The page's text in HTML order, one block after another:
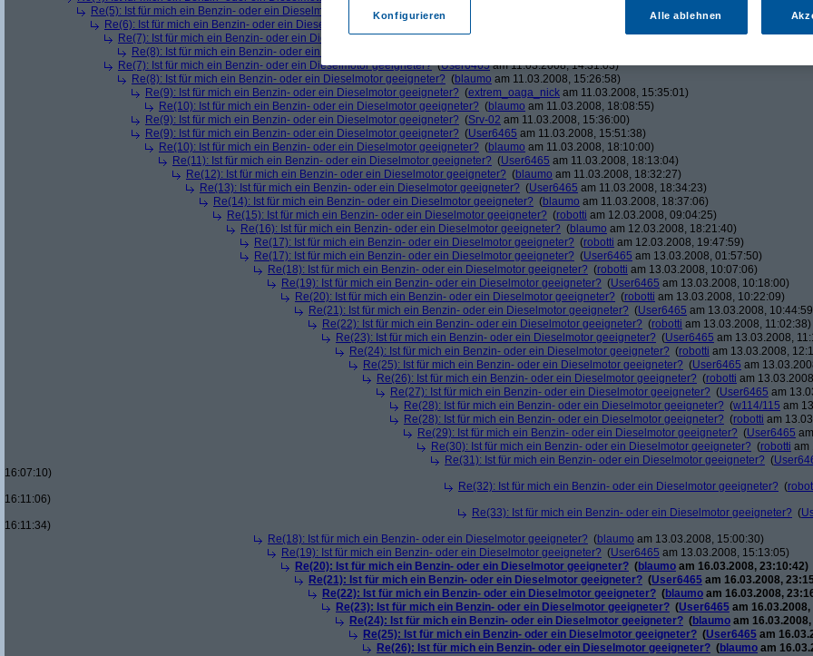
Re(5): Ist für mich ein Benzin- oder ein Dieselmotor geeigneter?(User6465
Re(6): Ist für mich ein Benzin- oder ein Dieselmotor geeigneter?
Re(7): Ist für mich ein Benzin- oder ein Dieselmotor geeigneter?(Srv-02
Re(8): Ist für mich ein Benzin- oder ein Dieselmotor geeigneter?
Re(7): Ist für mich ein Benzin- oder ein Dieselmotor geeigneter?(User6465am 11.03.2008, 14:31:03)
Re(8): Ist für mich ein Benzin- oder ein Dieselmotor geeigneter? (blaumo am 11.03.2008, 15:26:58)
Re(9): Ist für mich ein Benzin- oder ein Dieselmotor geeigneter? (extrem_oaga_nick am 11.03.2008, 15:35:01)
Re(10): Ist für mich ein Benzin- oder ein Dieselmotor geeigneter? (blaumo am 11.03.2008, 18:08:55)
Re(9): Ist für mich ein Benzin- oder ein Dieselmotor geeigneter? (Srv-02 am 11.03.2008, 15:36:00)
Re(9): Ist für mich ein Benzin- oder ein Dieselmotor geeigneter? (User6465 am 11.03.2008, 15:51:38)
Re(10): Ist für mich ein Benzin- oder ein Dieselmotor geeigneter? (blaumo am 11.03.2008, 18:10:00)
Re(11): Ist für mich ein Benzin- oder ein Dieselmotor geeigneter? (User6465 am 11.03.2008, 18:13:04)
Re(12): Ist für mich ein Benzin- oder ein Dieselmotor geeigneter? (blaumo am 11.03.2008, 18:32:27)
Re(13): Ist für mich ein Benzin- oder ein Dieselmotor geeigneter? (User6465 am 11.03.2008, 18:34:23)
Re(14): Ist für mich ein Benzin- oder ein Dieselmotor geeigneter? (blaumo am 11.03.2008, 18:37:06)
Re(15): Ist für mich ein Benzin- oder ein Dieselmotor geeigneter? (robotti am 12.03.2008, 09:04:25)
Re(16): Ist für mich ein Benzin- oder ein Dieselmotor geeigneter? (blaumo am 12.03.2008, 18:21:40)
Re(17): Ist für mich ein Benzin- oder ein Dieselmotor geeigneter? (robotti am 12.03.2008, 19:47:59)
Re(17): Ist für mich ein Benzin- oder ein Dieselmotor geeigneter? (User6465 am 13.03.2008, 01:57:50)
Re(18): Ist für mich ein Benzin- oder ein Dieselmotor geeigneter? (robotti am 13.03.2008, 10:07:06)
Re(19): Ist für mich ein Benzin- oder ein Dieselmotor geeigneter? (User6465 am 13.03.2008, 10:18:00)
Re(20): Ist für mich ein Benzin- oder ein Dieselmotor geeigneter? (robotti am 13.03.2008, 10:22:09)
Re(21): Ist für mich ein Benzin- oder ein Dieselmotor geeigneter? (User6465 am 13.03.2008,
Re(22): Ist für mich ein Benzin- oder ein Dieselmotor geeigneter? (robotti am 13.03.2008, 11:02:38)
Re(23): Ist für mich ein Benzin- oder ein Dieselmotor geeigneter? (User6465 am 13.03.2008,
Re(24): Ist für mich ein Benzin- oder ein Dieselmotor geeigneter? (robotti am 13.03.2008,
Re(25): Ist für mich ein Benzin- oder ein Dieselmotor geeigneter? (User6465 am
Re(26): Ist für mich ein Benzin- oder ein Dieselmotor geeigneter? (robotti am
Re(27): Ist für mich ein Benzin- oder ein Dieselmotor geeigneter? (User6465 am
Re(28): Ist für mich ein Benzin- oder ein Dieselmotor geeigneter? (w114/115 am
Re(28): Ist für mich ein Benzin- oder ein Dieselmotor geeigneter? (robotti am
Re(29): Ist für mich ein Benzin- oder ein Dieselmotor geeigneter? (User6465
Re(30): Ist für mich ein Benzin- oder ein Dieselmotor geeigneter? (robotti am
Re(31): Ist für mich ein Benzin- oder ein Dieselmotor geeigneter? (
16:07:10)
Re(32): Ist für mich ein Benzin- oder ein Dieselmotor geeigneter? (
16:11:06)
Re(33): Ist für mich ein Benzin- oder ein Dieselmotor geeigneter? (
16:11:34)
Re(18): Ist für mich ein Benzin- oder ein Dieselmotor geeigneter? (blaumo am 13.03.2008, 15:00:30)
Re(19): Ist für mich ein Benzin- oder ein Dieselmotor geeigneter? (User6465 am 13.03.2008, 15:13:05)
Re(20): Ist für mich ein Benzin- oder ein Dieselmotor geeigneter? (blaumo am 16.03.2008, 23:10:42)
Re(21): Ist für mich ein Benzin- oder ein Dieselmotor geeigneter? (User6465 am 16.03.2008,
Re(22): Ist für mich ein Benzin- oder ein Dieselmotor geeigneter? (blaumo am 16.03.2008,
Re(23): Ist für mich ein Benzin- oder ein Dieselmotor geeigneter? (User6465 am
Re(24): Ist für mich ein Benzin- oder ein Dieselmotor geeigneter? (blaumo am
Re(25): Ist für mich ein Benzin- oder ein Dieselmotor geeigneter? (User6465 am
Re(26): Ist für mich ein Benzin- oder ein Dieselmotor geeigneter? (blaumo am
Konfigurieren Alle ablehnen